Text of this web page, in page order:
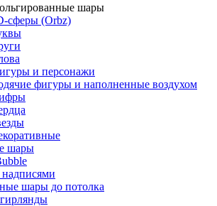
шары
сферы (Orbz)
и персонажи
фигуры и наполненные воздухом
шары
шары до потолка